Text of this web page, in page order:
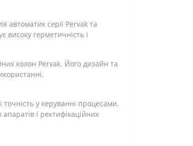
автоматик серії Pervak ​​та
високу герметичність і
колон Pervak. Його дизайн та
у керуванні процесами.
і ректифікаційних